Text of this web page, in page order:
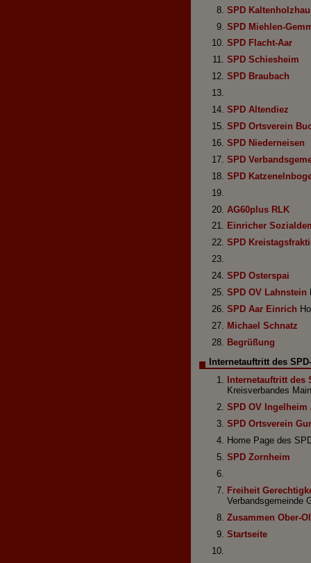
SPD
SPD Miehlen-
SPD Flacht-Aar
SPD Schiesheim
SPD Braubach
SPD Altendiez
SPD Ortsverein
SPD Niederneisen
SPD
SPD
AG60plus RLK
Einricher
SPD
SPD Osterspai
SPD OV Lahnstein
SPD Aar Einrich
Michael Schnatz
Begrüßung
Internetauftritt des
Internetauftritt des
Kreisverbandes
SPD OV Ingelheim
SPD Ortsverein
Home Page des
SPD Zornheim
Freiheit
Verbandsgemeinde
Zusammen Ober-
Startseite